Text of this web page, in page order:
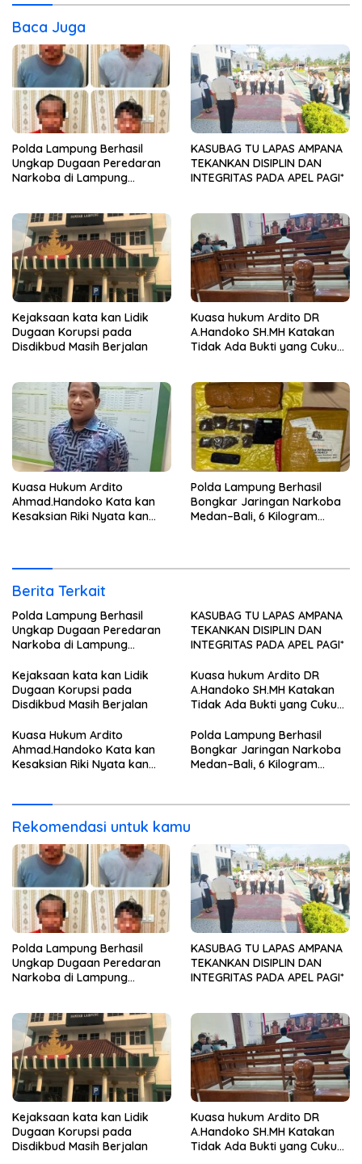
Baca Juga
Polda Lampung Berhasil
Ungkap Dugaan Peredaran
Narkoba di Lampung
KASUBAG TU LAPAS AMPANA
TEKANKAN DISIPLIN DAN
INTEGRITAS PADA APEL PAGI*
Kejaksaan kata kan Lidik
Dugaan Korupsi pada
Disdikbud Masih Berjalan
Kuasa hukum Ardito DR
A.Handoko SH.MH Katakan
Tidak Ada Bukti yang Cukup
Kuasa Hukum Ardito
Ahmad.Handoko Kata kan
Kesaksian Riki Nyata kan
Polda Lampung Berhasil
Bongkar Jaringan Narkoba
Medan–Bali, 6 Kilogram
Berita Terkait
Polda Lampung Berhasil
Ungkap Dugaan Peredaran
Narkoba di Lampung
Pelaku Diamankan
KASUBAG TU LAPAS AMPANA
TEKANKAN DISIPLIN DAN
INTEGRITAS PADA APEL PAGI*
Kejaksaan kata kan Lidik
Dugaan Korupsi pada
Disdikbud Masih Berjalan
Kuasa hukum Ardito DR
A.Handoko SH.MH Katakan
Tidak Ada Bukti yang Cukup
Kuasa Hukum Ardito
Ahmad.Handoko Kata kan
Kesaksian Riki Nyata kan
Polda Lampung Berhasil
Bongkar Jaringan Narkoba
Medan–Bali, 6 Kilogram
Rekomendasi untuk kamu
Polda Lampung Berhasil
Ungkap Dugaan Peredaran
Narkoba di Lampung
KASUBAG TU LAPAS AMPANA
TEKANKAN DISIPLIN DAN
INTEGRITAS PADA APEL PAGI*
Kejaksaan kata kan Lidik
Dugaan Korupsi pada
Disdikbud Masih Berjalan
Kuasa hukum Ardito DR
A.Handoko SH.MH Katakan
Tidak Ada Bukti yang Cukup